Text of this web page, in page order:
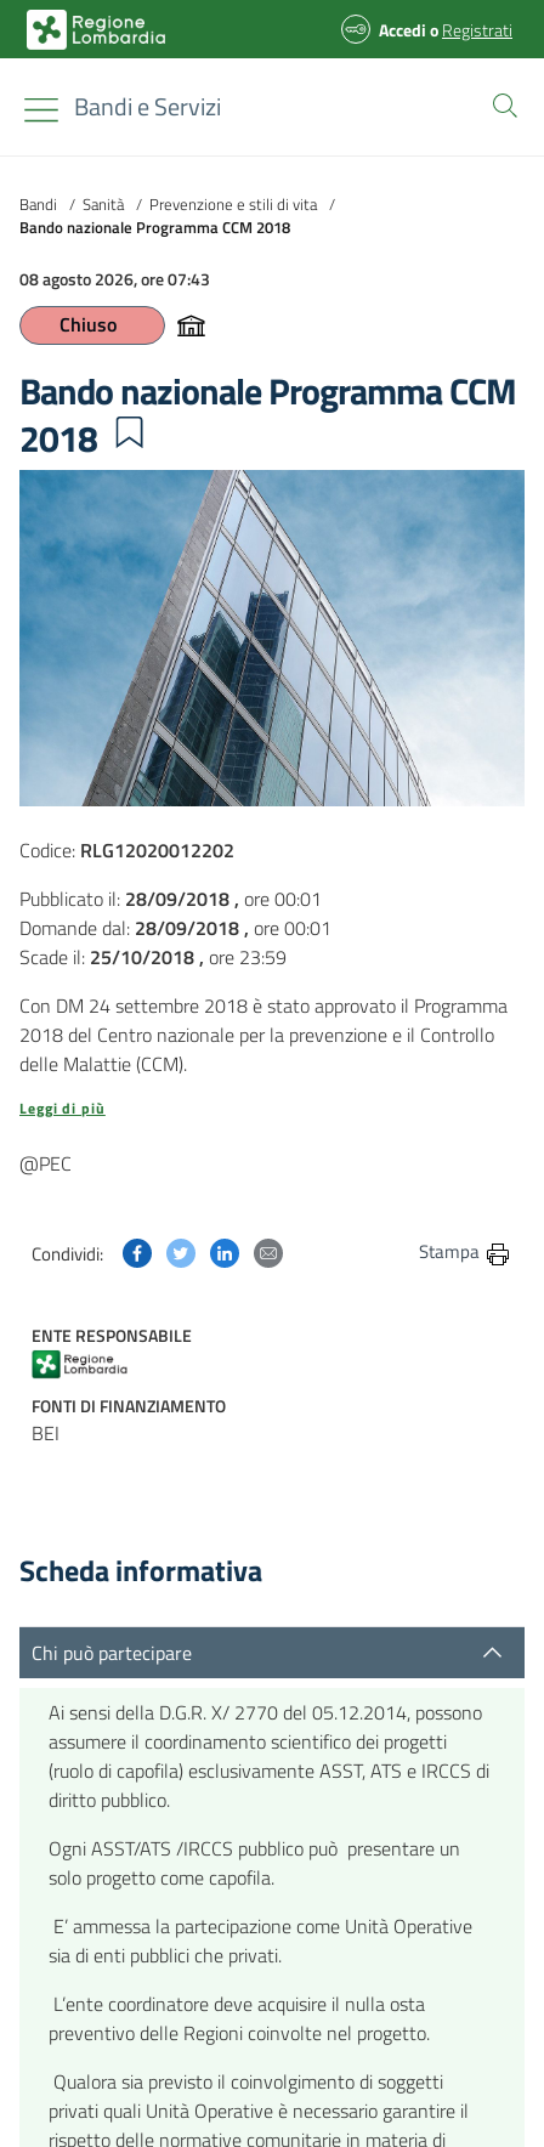
AccedioRegistrati
Bandi e Servizi
Bandi / Sanità / Prevenzione e stili di vita /
Bando nazionale Programma CCM 2018
08 agosto 2026, ore 07:43
Chiuso
Bando nazionale Programma CCM
2018
Codice: RLG12020012202
Pubblicato il: 28/09/2018 , ore 00:01
Domande dal: 28/09/2018 , ore 00:01
Scade il: 25/10/2018 , ore 23:59
Con DM 24 settembre 2018 è stato approvato il Programma
2018 del Centro nazionale per la prevenzione e il Controllo
delle Malattie (CCM).
Leggi di più
@PEC
Condividi: Condividi questa pagina su Facebook
Condividi questa pagina su Twitter
Condividi questa pagina su Linkedin
Condividi questa pagina via
Stampa
ENTE RESPONSABILE
FONTI DI FINANZIAMENTO
BEI
Scheda informativa
Chi può partecipare
Ai sensi della D.G.R. X/ 2770 del 05.12.2014, possono
assumere il coordinamento scientifico dei progetti
(ruolo di capofila) esclusivamente ASST, ATS e IRCCS di
diritto pubblico.
Ogni ASST/ATS /IRCCS pubblico può presentare un
solo progetto come capofila.
E’ ammessa la partecipazione come Unità Operative
sia di enti pubblici che privati.
L’ente coordinatore deve acquisire il nulla osta
preventivo delle Regioni coinvolte nel progetto.
Qualora sia previsto il coinvolgimento di soggetti
privati quali Unità Operative è necessario garantire il
rispetto delle normative comunitarie in materia di